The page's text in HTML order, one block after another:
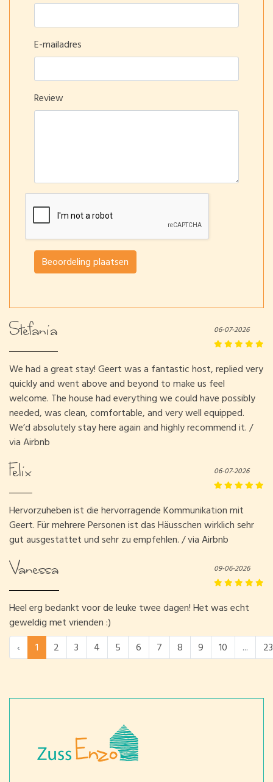
E-mailadres
Review
Beoordeling plaatsen
Stefania 06-07-2026
We had a great stay! Geert was a fantastic host, replied very
quickly and went above and beyond to make us feel
welcome. The house had everything we could have possibly
needed, was clean, comfortable, and very well equipped.
We’d absolutely stay here again and highly recommend it. /
via Airbnb
Felix 06-07-2026
Hervorzuheben ist die hervorragende Kommunikation mit
Geert. Für mehrere Personen ist das Häusschen wirklich sehr
gut ausgestattet und sehr zu empfehlen. / via Airbnb
Vanessa 09-06-2026
Heel erg bedankt voor de leuke twee dagen! Het was echt
geweldig met vrienden :)
‹
1 2 3 4 5 6 7 8 9 10 ... 23